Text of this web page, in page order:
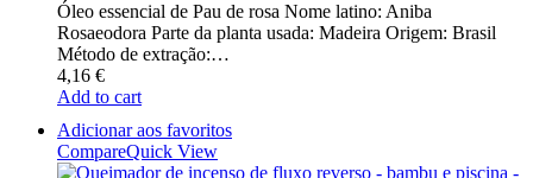
Óleo essencial de Pau de rosa Nome latino: Aniba
Rosaeodora Parte da planta usada: Madeira Origem: Brasil
Método de extração:…
4,16 €
Add to cart
Adicionar aos favoritos
CompareQuick View